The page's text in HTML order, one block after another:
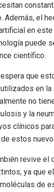
Además, el
en
puede
científico.
que
en la
no
y la
clínicos
estos
revive el
ya que
de